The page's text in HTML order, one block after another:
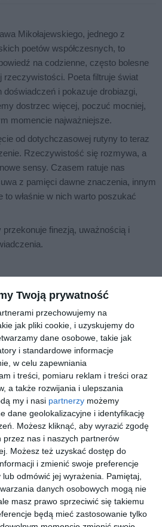
Twoją prywatność
przechowujemy na
jak pliki cookie, i uzyskujemy do
dane osobowe, takie jak
i standardowe informacje
w celu zapewniania
i treści, pomiaru reklam i treści oraz
a także rozwijania i ulepszania
my i nasi partnerzy możemy
dane geolokalizacyjne i identyfikację
Możesz kliknąć, aby wyrazić zgodę
przez nas i naszych partnerów
Możesz też uzyskać dostęp do
i zmienić swoje preferencje
odmówić jej wyrażenia. Pamiętaj,
danych osobowych mogą nie
masz prawo sprzeciwić się takiemu
będą mieć zastosowanie tylko
Mikołajewskiego, jednego z
poetów współczesnych, to
na codzienne, często bolesne
rzeczywistości. Poeta filtruje świat
i pokazuje drobiazgi,
dostrzec więcej, poczuć mocniej,
momencie najważniejsze.
od dotychczasowej rutyny to teraz
Rzeczywistość się rozmywa, a
sensy. Czasem ratuje nas
z pamięci dawne znaczenia, innym
to właśnie w nich warto poszukać
finezją, uważnością i
book ] [ książka, e-book ]
kocham
cię
Jarosław
Mikołajewski
Bajka
uspokaja
nka.
Drogocen
ny
kamyczek
Jarosław
Mikołajewski
] [ książka, e-book ]
Życie na
xanaksie
[ książka ]
Godzina
śródziem